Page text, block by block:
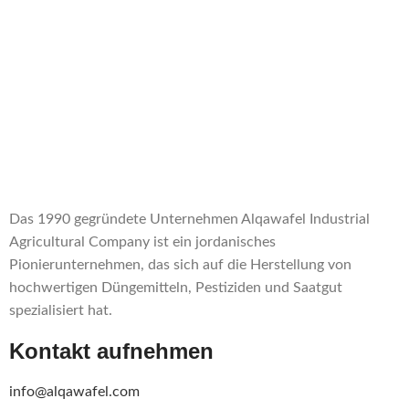
Das 1990 gegründete Unternehmen Alqawafel Industrial
Agricultural Company ist ein jordanisches
Pionierunternehmen, das sich auf die Herstellung von
hochwertigen Düngemitteln, Pestiziden und Saatgut
spezialisiert hat.
Kontakt aufnehmen
info@alqawafel.com